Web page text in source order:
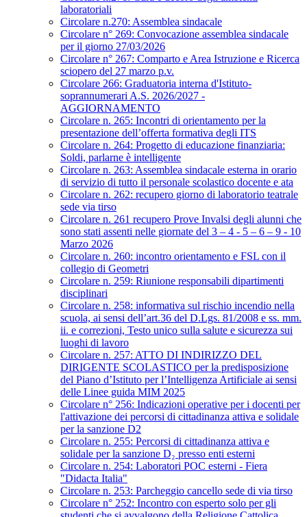
laboratoriali
Circolare n.270: Assemblea sindacale
Circolare n° 269: Convocazione assemblea sindacale
per il giorno 27/03/2026
Circolare n° 267: Comparto e Area Istruzione e Ricerca
sciopero del 27 marzo p.v.
Circolare 266: Graduatoria interna d'Istituto-
soprannumerari A.S. 2026/2027 -
AGGIORNAMENTO
Circolare n. 265: Incontri di orientamento per la
presentazione dell’offerta formativa degli ITS
Circolare n. 264: Progetto di educazione finanziaria:
Soldi, parlarne è intelligente
Circolare n. 263: Assemblea sindacale esterna in orario
di servizio di tutto il personale scolastico docente e ata
Circolare n. 262: recupero giorno di laboratorio teatrale
sede via tirso
Circolare n. 261 recupero Prove Invalsi degli alunni che
sono stati assenti nelle giornate del 3 – 4 - 5 – 6 – 9 - 10
Marzo 2026
Circolare n. 260: incontro orientamento e FSL con il
collegio di Geometri
Circolare n. 259: Riunione responsabili dipartimenti
disciplinari
Circolare n. 258: informativa sul rischio incendio nella
scuola, ai sensi dell’art.36 del D.Lgs. 81/2008 e ss. mm.
ii. e correzioni, Testo unico sulla salute e sicurezza sui
luoghi di lavoro
Circolare n. 257: ATTO DI INDIRIZZO DEL
DIRIGENTE SCOLASTICO per la predisposizione
del Piano d’Istituto per l’Intelligenza Artificiale ai sensi
delle Linee guida MIM 2025
Circolare n° 256: Indicazioni operative per i docenti per
l'attivazione dei percorsi di cittadinanza attiva e solidale
per la sanzione D2
Circolare n. 255: Percorsi di cittadinanza attiva e
solidale per la sanzione D₂ presso enti esterni
Circolare n. 254: Laboratori POC esterni - Fiera
"Didacta Italia"
Circolare n. 253: Parcheggio cancello sede di via tirso
Circolare n° 252: Incontro con esperto solo per gli